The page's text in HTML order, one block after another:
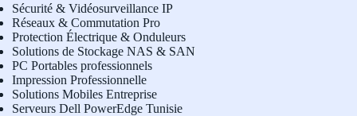
Sécurité & Vidéosurveillance IP
Réseaux & Commutation Pro
Protection Électrique & Onduleurs
Solutions de Stockage NAS & SAN
PC Portables professionnels
Impression Professionnelle
Solutions Mobiles Entreprise
Serveurs Dell PowerEdge Tunisie